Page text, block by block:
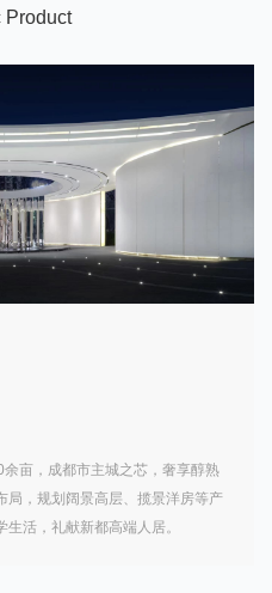
Product
亩，成都市主城之芯，奢享醇熟
局，规划阔景高层、揽景洋房等产
活，礼献新都高端人居。